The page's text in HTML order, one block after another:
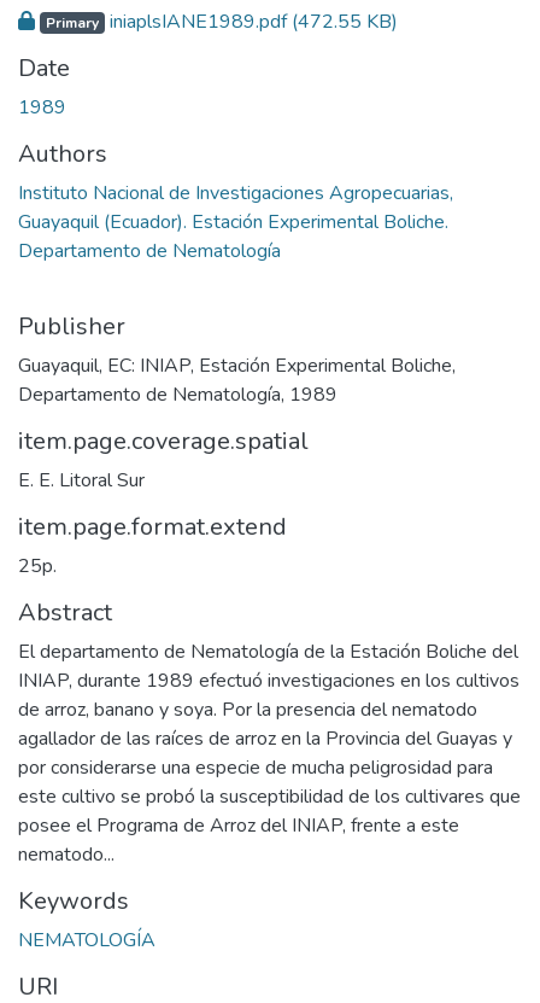
Primary iniaplsIANE1989.pdf(472.55 KB)
Date
1989
Authors
Instituto Nacional de Investigaciones Agropecuarias,
Guayaquil (Ecuador). Estación Experimental Boliche.
Departamento de Nematología
Publisher
Guayaquil, EC: INIAP, Estación Experimental Boliche,
Departamento de Nematología, 1989
item.page.coverage.spatial
E. E. Litoral Sur
item.page.format.extend
25p.
Abstract
El departamento de Nematología de la Estación Boliche del
INIAP, durante 1989 efectuó investigaciones en los cultivos
de arroz, banano y soya. Por la presencia del nematodo
agallador de las raíces de arroz en la Provincia del Guayas y
por considerarse una especie de mucha peligrosidad para
este cultivo se probó la susceptibilidad de los cultivares que
posee el Programa de Arroz del INIAP, frente a este
nematodo...
Keywords
NEMATOLOGÍA
URI